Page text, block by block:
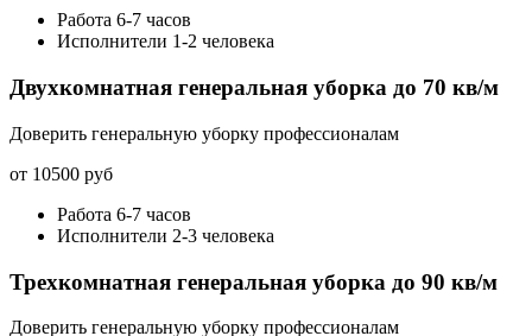
Работа 6-7 часов
Исполнители 1-2 человека
Двухкомнатная генеральная уборка до 70 кв/м
Доверить генеральную уборку профессионалам
от 10500 руб
Работа 6-7 часов
Исполнители 2-3 человека
Трехкомнатная генеральная уборка до 90 кв/м
Доверить генеральную уборку профессионалам